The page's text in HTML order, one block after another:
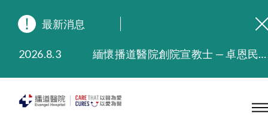
最新消息
2026.8.3
緬懷播道醫院創院宣教士 — 卓恩民醫生香港追思會
2025.9.23
本院在暴雨或颱風警告信號 (包括黑色暴雨及8號或以上熱帶氣旋警告信號) 下，仍會維持有限度服務。如有查詢，可致電2711 5222。